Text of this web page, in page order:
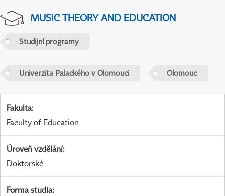
MUSIC THEORY AND EDUCATION
Studijní programy
Univerzita Palackého v Olomouci Olomouc
Fakulta:
Faculty of Education
Úroveň vzdělání:
Doktorské
Forma studia: